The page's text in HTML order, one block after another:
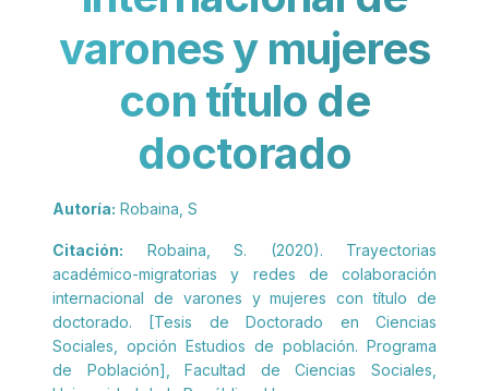
varones y mujeres
con título de
doctorado
Autoría: Robaina, S
Citación: Robaina, S. (2020). Trayectorias
académico-migratorias y redes de colaboración
internacional de varones y mujeres con título de
doctorado. [Tesis de Doctorado en Ciencias
Sociales, opción Estudios de población. Programa
de Población], Facultad de Ciencias Sociales,